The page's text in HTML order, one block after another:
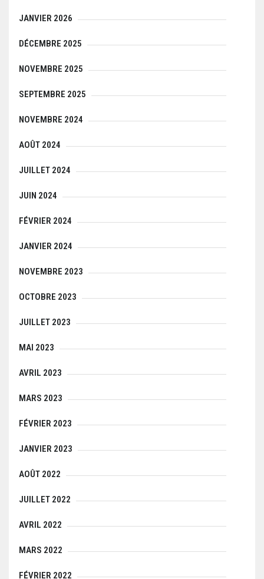
JANVIER 2026
DÉCEMBRE 2025
NOVEMBRE 2025
SEPTEMBRE 2025
NOVEMBRE 2024
AOÛT 2024
JUILLET 2024
JUIN 2024
FÉVRIER 2024
JANVIER 2024
NOVEMBRE 2023
OCTOBRE 2023
JUILLET 2023
MAI 2023
AVRIL 2023
MARS 2023
FÉVRIER 2023
JANVIER 2023
AOÛT 2022
JUILLET 2022
AVRIL 2022
MARS 2022
FÉVRIER 2022